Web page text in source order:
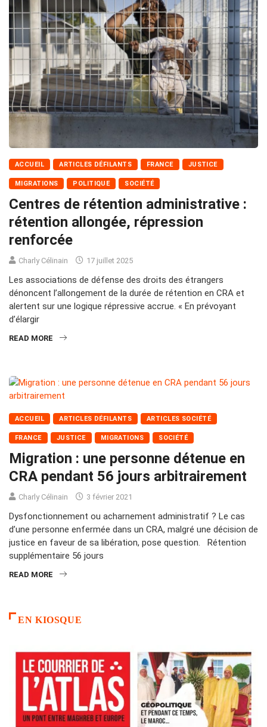
ACCUEIL ARTICLES DÉFILANTS FRANCE JUSTICE
MIGRATIONS POLITIQUE SOCIÉTÉ
Centres de rétention administrative :
rétention allongée, répression
renforcée
Charly Célinain 17 juillet 2025
Les associations de défense des droits des étrangers
dénoncent l’allongement de la durée de rétention en CRA et
alertent sur une logique répressive accrue. « En prévoyant
d’élargir
READ MORE
ACCUEIL ARTICLES DÉFILANTS ARTICLES SOCIÉTÉ
FRANCE JUSTICE MIGRATIONS SOCIÉTÉ
Migration : une personne détenue en
CRA pendant 56 jours arbitrairement
Charly Célinain 3 février 2021
Dysfonctionnement ou acharnement administratif ? Le cas
d’une personne enfermée dans un CRA, malgré une décision de
justice en faveur de sa libération, pose question. Rétention
supplémentaire 56 jours
READ MORE
EN KIOSQUE